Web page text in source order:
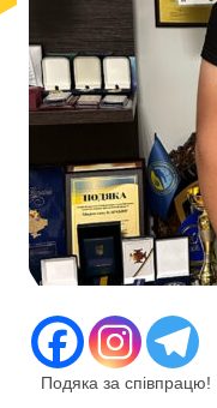
Подяка за співпрацю!